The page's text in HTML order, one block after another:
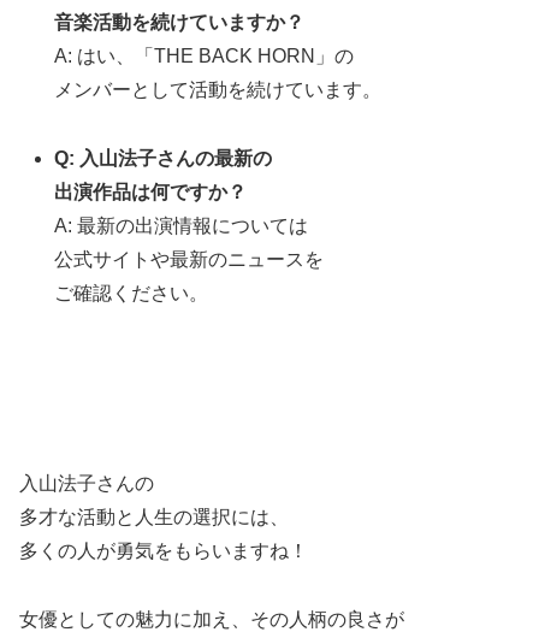
音楽活動を続けていますか？
A: はい、「THE BACK HORN」の
メンバーとして活動を続けています。
Q: 入山法子さんの最新の
出演作品は何ですか？
A: 最新の出演情報については
公式サイトや最新のニュースを
ご確認ください。
入山法子さんの
多才な活動と人生の選択には、
多くの人が勇気をもらいますね！
女優としての魅力に加え、その人柄の良さが